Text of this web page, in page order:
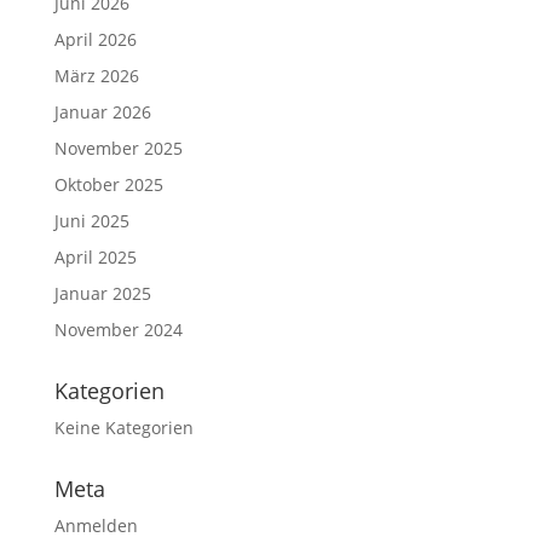
April 2026
März 2026
Januar 2026
November 2025
Oktober 2025
Juni 2025
April 2025
Januar 2025
November 2024
Kategorien
Keine Kategorien
Meta
Anmelden